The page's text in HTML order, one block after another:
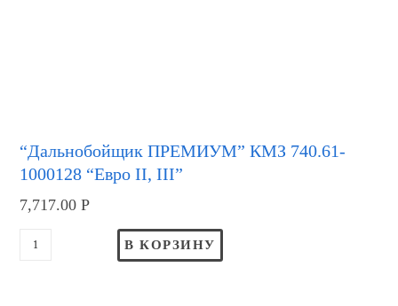
“Дальнобойщик ПРЕМИУМ” КМЗ 740.61-
1000128 “Евро II, III”
7,717.00Р
В КОРЗИНУ